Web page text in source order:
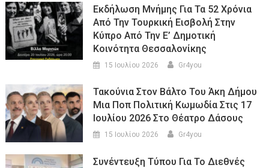
Εκδήλωση Μνήμης Για Τα 52 Χρόνια
Από Την Τουρκική Εισβολή Στην
Κύπρο Από Την Ε’ Δημοτική
Κοινότητα Θεσσαλονίκης
15 Ιουλίου 2026 Gr4you
Τακούνια Στον Βάλτο Του Άκη Δήμου
Μια Ποπ Πολιτική Κωμωδία Στις 17
Ιουλίου 2026 Στο Θέατρο Δάσους
15 Ιουλίου 2026 Gr4you
Συνέντευξη Τύπου Για Το Διεθνές